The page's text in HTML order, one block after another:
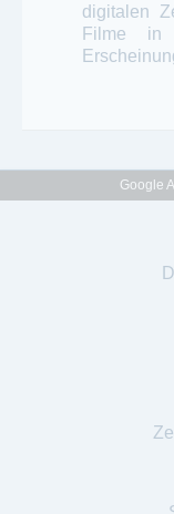
digitalen
Filme in
Google